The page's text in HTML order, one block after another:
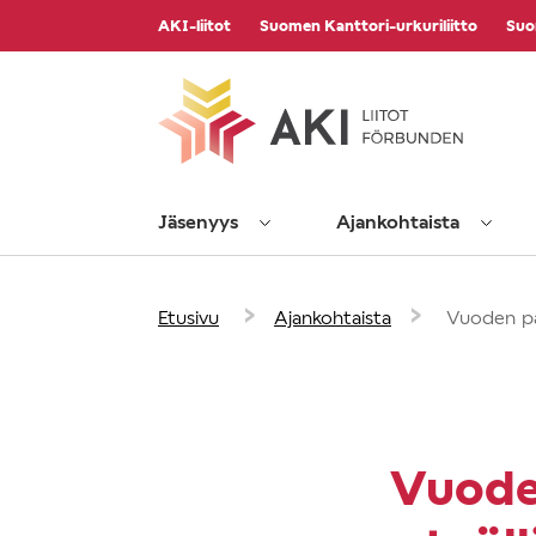
AKI-liitot Suomen Kanttori-urkuriliitto
Jäsenyys Ajankohtaista
Etusivu › Ajankohtaista › Vuoden